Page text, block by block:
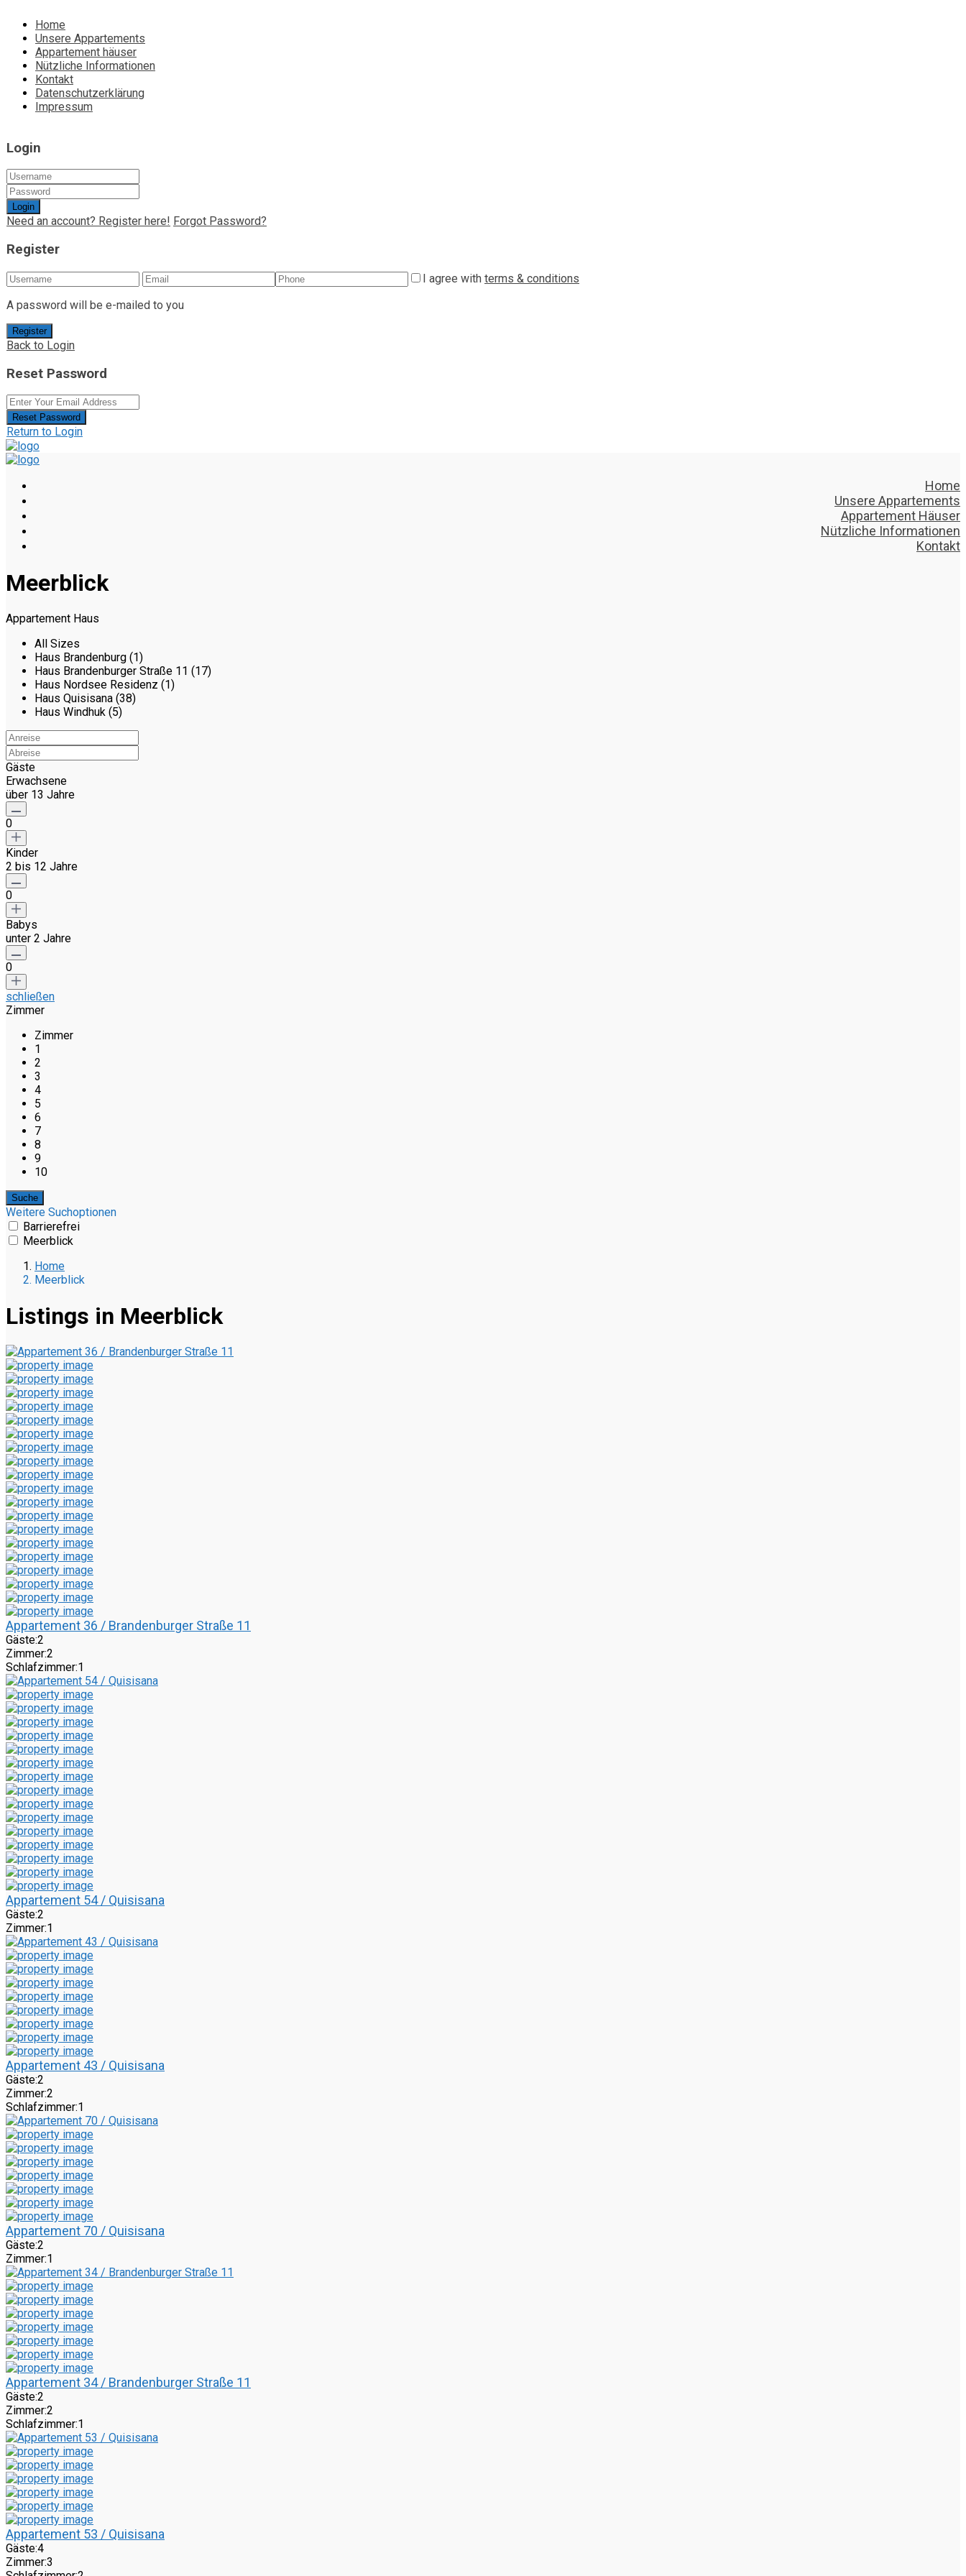
Home
Unsere Appartements
Appartement häuser
Nützliche Informationen
Kontakt
Datenschutzerklärung
Impressum
Login
Login
Need an account? Register here! Forgot Password?
Register
I agree with terms & conditions
A password will be e-mailed to you
Register
Back to Login
Reset Password
Reset Password
Return to Login
Home
Unsere Appartements
Appartement Häuser
Nützliche Informationen
Kontakt
Meerblick
Appartement Haus
All Sizes
Haus Brandenburg (1)
Haus Brandenburger Straße 11 (17)
Haus Nordsee Residenz (1)
Haus Quisisana (38)
Haus Windhuk (5)
Gäste
Erwachsene
über 13 Jahre
0
Kinder
2 bis 12 Jahre
0
Babys
unter 2 Jahre
0
schließen
Zimmer
Zimmer
1
2
3
4
5
6
7
8
9
10
Weitere Suchoptionen
Barrierefrei
Meerblick
Home
Meerblick
Listings in Meerblick
Appartement 36 / Brandenburger Straße 11
Gäste:2
Zimmer:2
Schlafzimmer:1
Appartement 54 / Quisisana
Gäste:2
Zimmer:1
Appartement 43 / Quisisana
Gäste:2
Zimmer:2
Schlafzimmer:1
Appartement 70 / Quisisana
Gäste:2
Zimmer:1
Appartement 34 / Brandenburger Straße 11
Gäste:2
Zimmer:2
Schlafzimmer:1
Appartement 53 / Quisisana
Gäste:4
Zimmer:3